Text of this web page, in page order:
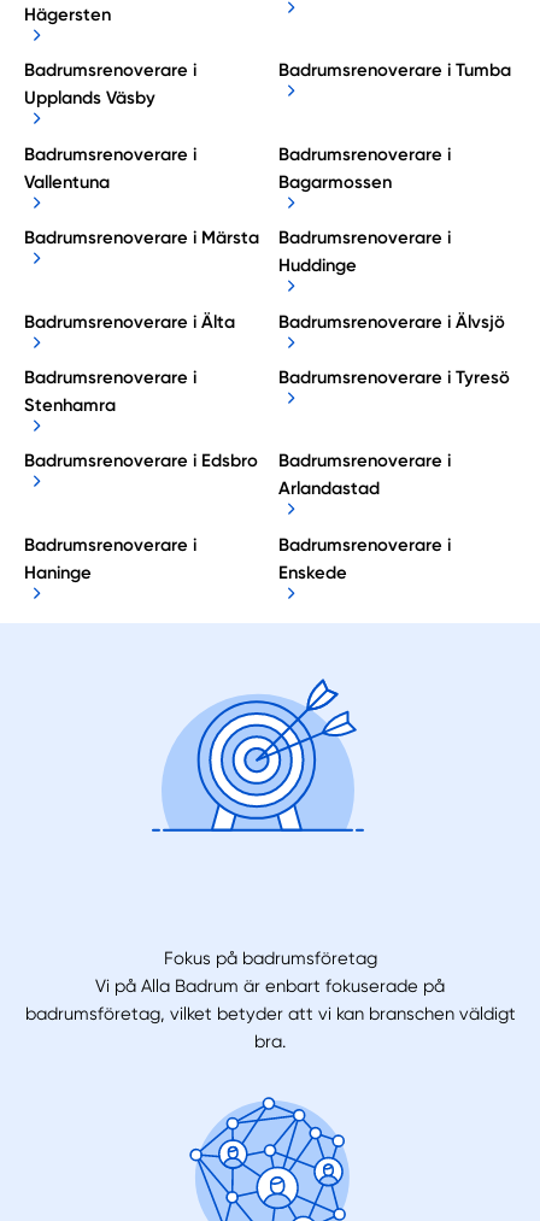
Hägersten
Badrumsrenoverare i
Upplands Väsby
Badrumsrenoverare i Tumba
Badrumsrenoverare i
Vallentuna
Badrumsrenoverare i
Bagarmossen
Badrumsrenoverare i Märsta
Badrumsrenoverare i
Huddinge
Badrumsrenoverare i Älta Badrumsrenoverare i Älvsjö
Badrumsrenoverare i
Stenhamra
Badrumsrenoverare i Tyresö
Badrumsrenoverare i Edsbro
Badrumsrenoverare i
Arlandastad
Badrumsrenoverare i
Haninge
Badrumsrenoverare i
Enskede
Fokus på badrumsföretag
Vi på Alla Badrum är enbart fokuserade på
badrumsföretag, vilket betyder att vi kan branschen väldigt
bra.